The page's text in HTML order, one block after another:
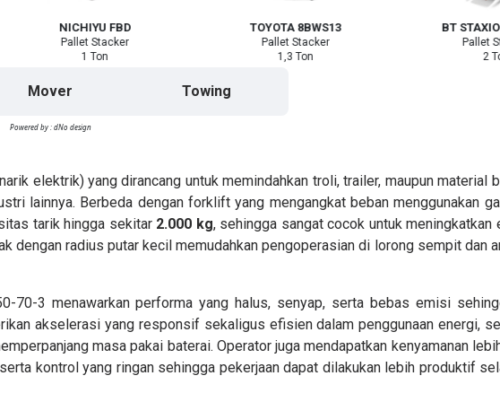
NICHIYU FBD
Pallet Stacker
1 Ton
TOYOTA 8BWS13
Pallet Stacker
1,3 Ton
BT STAXIO-
Pallet
2 Ton
Mover Towing
Powered by : dNo design
elektrik) yang dirancang untuk memindahkan troli, trailer, maupun material
lainnya. Berbeda dengan forklift yang mengangkat beban menggunakan
tarik hingga sekitar 2.000 kg, sehingga sangat cocok untuk meningkatkan
dengan radius putar kecil memudahkan pengoperasian di lorong sempit dan
70-3 menawarkan performa yang halus, senyap, serta bebas emisi
akselerasi yang responsif sekaligus efisien dalam penggunaan energi,
masa pakai baterai. Operator juga mendapatkan kenyamanan
kontrol yang ringan sehingga pekerjaan dapat dilakukan lebih produktif